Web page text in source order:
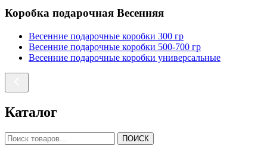
Коробка подарочная Весенняя
Весенние подарочные коробки 300 гр
Весенние подарочные коробки 500-700 гр
Весенние подарочные коробки универсальные
Каталог
ПОИСК